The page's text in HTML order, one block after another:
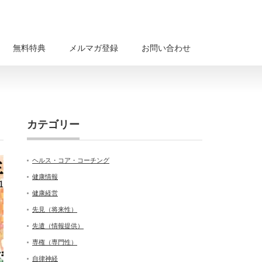
無料特典 メルマガ登録 お問い合わせ
カテゴリー
ヘルス・コア・コーチング
健康情報
健康経営
先見（将来性）
先遣（情報提供）
専権（専門性）
自律神経